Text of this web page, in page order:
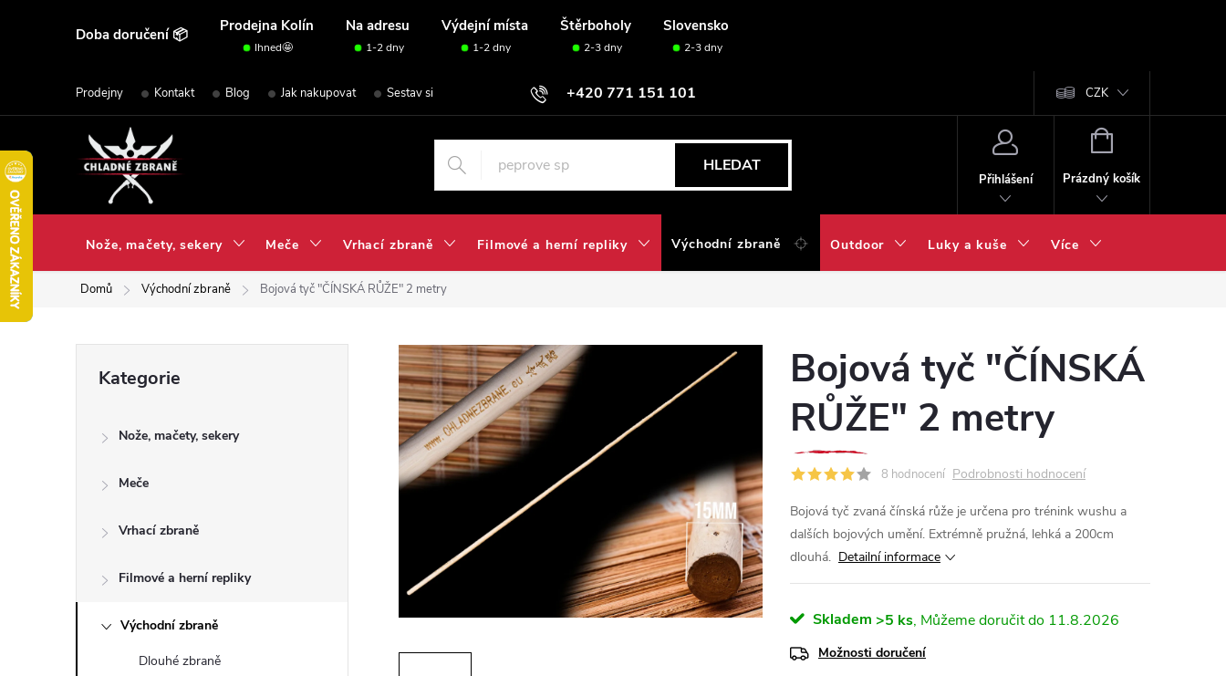
Doba doručení 📦 Prodejna Kolín Na adresu Výdejní místa Štěrboholy Slovensko
Ihned🤩 1-2 dny 1-2 dny 2-3 dny 2-3 dny
+420 771 151 101
Prodejny Kontakt Blog Jak nakupovat Sestav si svou sadu✅ CZK
HLEDAT
Přihlášení
NÁKUPNÍ
Prázdný košík
Nože, mačety, sekery Meče Vrhací zbraně Filmové a herní repliky Východní zbraně Outdoor Luky a kuše Více
Domů Východní zbraně Bojová tyč "ČÍNSKÁ RŮŽE" 2 metry
a
kategorie
Kategorie
Nože, mačety, sekery
Meče
Vrhací zbraně
Filmové a herní repliky
Východní zbraně
Dlouhé zbraně
Bojová tyč "ČÍNSKÁ
RŮŽE" 2 metry
8 hodnocení Podrobnosti hodnocení
Bojová tyč zvaná čínská růže je určena pro trénink wushu a
dalších bojových umění. Extrémně pružná, lehká a 200cm
dlouhá. Detailní informace
Skladem >5 ks 11.8.2026
Možnosti doručení